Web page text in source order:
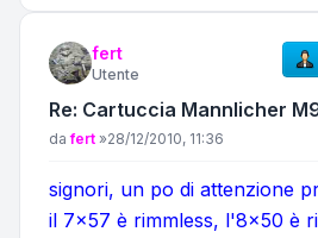
fert
Utente
Re: Cartuccia Mannlicher
Messaggio
dafert »28/12/2010, 11:36
signori, un po di attenzione
il 7x57 è rimmless, l'8x50 è